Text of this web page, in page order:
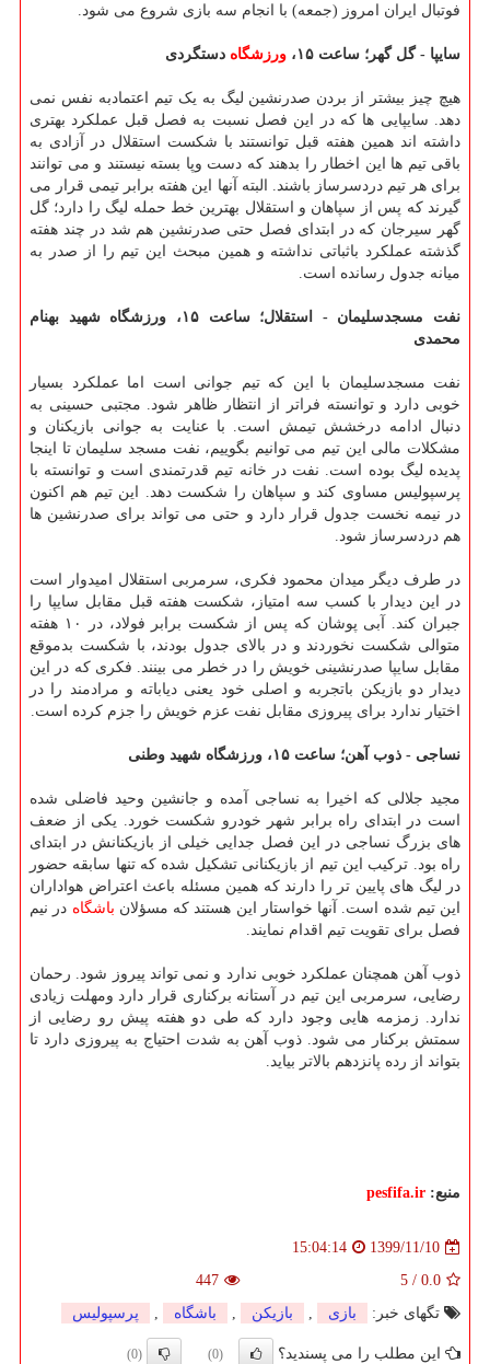
فوتبال ایران امروز (جمعه) با انجام سه بازی شروع می شود.
سایپا - گل گهر؛ ساعت ۱۵، ورزشگاه دستگردی
هیچ چیز بیشتر از بردن صدرنشین لیگ به یک تیم اعتمادبه نفس نمی
دهد. سایپایی ها که در این فصل نسبت به فصل قبل عملکرد بهتری
داشته اند همین هفته قبل توانستند با شکست استقلال در آزادی به
باقی تیم ها این اخطار را بدهند که دست وپا بسته نیستند و می توانند
برای هر تیم دردسرساز باشند. البته آنها این هفته برابر تیمی قرار می
گیرند که پس از سپاهان و استقلال بهترین خط حمله لیگ را دارد؛ گل
گهر سیرجان که در ابتدای فصل حتی صدرنشین هم شد در چند هفته
گذشته عملکرد باثباتی نداشته و همین مبحث این تیم را از صدر به
میانه جدول رسانده است.
نفت مسجدسلیمان - استقلال؛ ساعت ۱۵، ورزشگاه شهید بهنام
محمدی
نفت مسجدسلیمان با این که تیم جوانی است اما عملکرد بسیار
خوبی دارد و توانسته فراتر از انتظار ظاهر شود. مجتبی حسینی به
دنبال ادامه درخشش تیمش است. با عنایت به جوانی بازیکنان و
مشکلات مالی این تیم می توانیم بگوییم، نفت مسجد سلیمان تا اینجا
پدیده لیگ بوده است. نفت در خانه تیم قدرتمندی است و توانسته با
پرسپولیس مساوی کند و سپاهان را شکست دهد. این تیم هم اکنون
در نیمه نخست جدول قرار دارد و حتی می تواند برای صدرنشین ها
هم دردسرساز شود.
در طرف دیگر میدان محمود فکری، سرمربی استقلال امیدوار است
در این دیدار با کسب سه امتیاز، شکست هفته قبل مقابل سایپا را
جبران کند. آبی پوشان که پس از شکست برابر فولاد، در ۱۰ هفته
متوالی شکست نخوردند و در بالای جدول بودند، با شکست بدموقع
مقابل سایپا صدرنشینی خویش را در خطر می بینند. فکری که در این
دیدار دو بازیکن باتجربه و اصلی خود یعنی دیاباته و مرادمند را در
اختیار ندارد برای پیروزی مقابل نفت عزم خویش را جزم کرده است.
نساجی - ذوب آهن؛ ساعت ۱۵، ورزشگاه شهید وطنی
مجید جلالی که اخیرا به نساجی آمده و جانشین وحید فاضلی شده
است در ابتدای راه برابر شهر خودرو شکست خورد. یکی از ضعف
های بزرگ نساجی در این فصل جدایی خیلی از بازیکنانش در ابتدای
راه بود. ترکیب این تیم از بازیکنانی تشکیل شده که تنها سابقه حضور
در لیگ های پایین تر را دارند که همین مسئله باعث اعتراض هواداران
این تیم شده است. آنها خواستار این هستند که مسؤلان باشگاه در نیم
فصل برای تقویت تیم اقدام نمایند.
ذوب آهن همچنان عملکرد خوبی ندارد و نمی تواند پیروز شود. رحمان
رضایی، سرمربی این تیم در آستانه برکناری قرار دارد ومهلت زیادی
ندارد. زمزمه هایی وجود دارد که طی دو هفته پیش رو رضایی از
سمتش برکنار می شود. ذوب آهن به شدت احتیاج به پیروزی دارد تا
بتواند از رده پانزدهم بالاتر بیاید.
منبع: pesfifa.ir
1399/11/10
15:04:14
0.0
/
5
447
تگهای خبر:
بازی , بازیكن , باشگاه , پرسپولیس
این مطلب را می پسندید؟ (0)
(0)